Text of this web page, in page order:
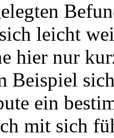
leicht
hier nur
Beispiel
ein
mit sich